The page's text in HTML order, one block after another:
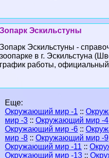
Зопарк Эскильстуны
Зопарк Эскильстуны -
зоопарке в г. Эскильстуна
график работы, официальный
Еще:
Окружающий мир -1 ::
мир -3 :: Окружающий мир -4
Окружающий мир -6 ::
мир -8 :: Окружающий мир -9
Окружающий мир -11 ::
Окружающий мир -13 ::